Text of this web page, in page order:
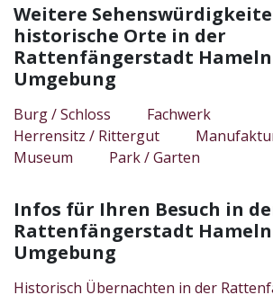
Weitere
historische Orte in der
Rattenfängerstadt
Umgebung
Burg / Schloss
Fachwerk
Herrensitz / Rittergut
Museum
Park / Garten
Infos für Ihren Besuch in
Rattenfängerstadt
Umgebung
Historisch Übernachten in der